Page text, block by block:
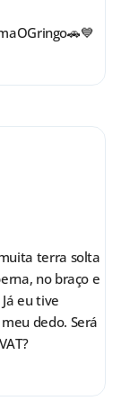
terra solta
no braço e
eu tive
dedo. Será